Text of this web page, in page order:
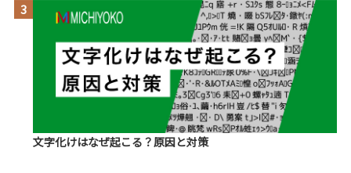
3
文字化けはなぜ起こる？原因と対策